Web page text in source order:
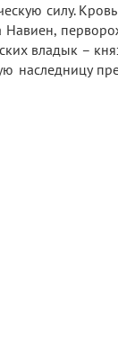
силу.
Навиен,
владык –
наследницу